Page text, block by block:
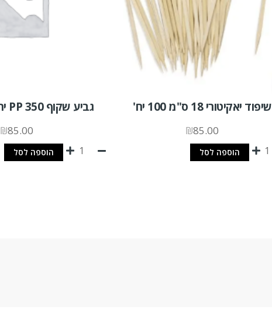
שיפוד יאקיטורי 18 ס"מ 100 יח'
₪85.00
הוספה לסל
גביע שקוף PP 350 יהלום 1000 יח'
₪85.00
הוספה לסל